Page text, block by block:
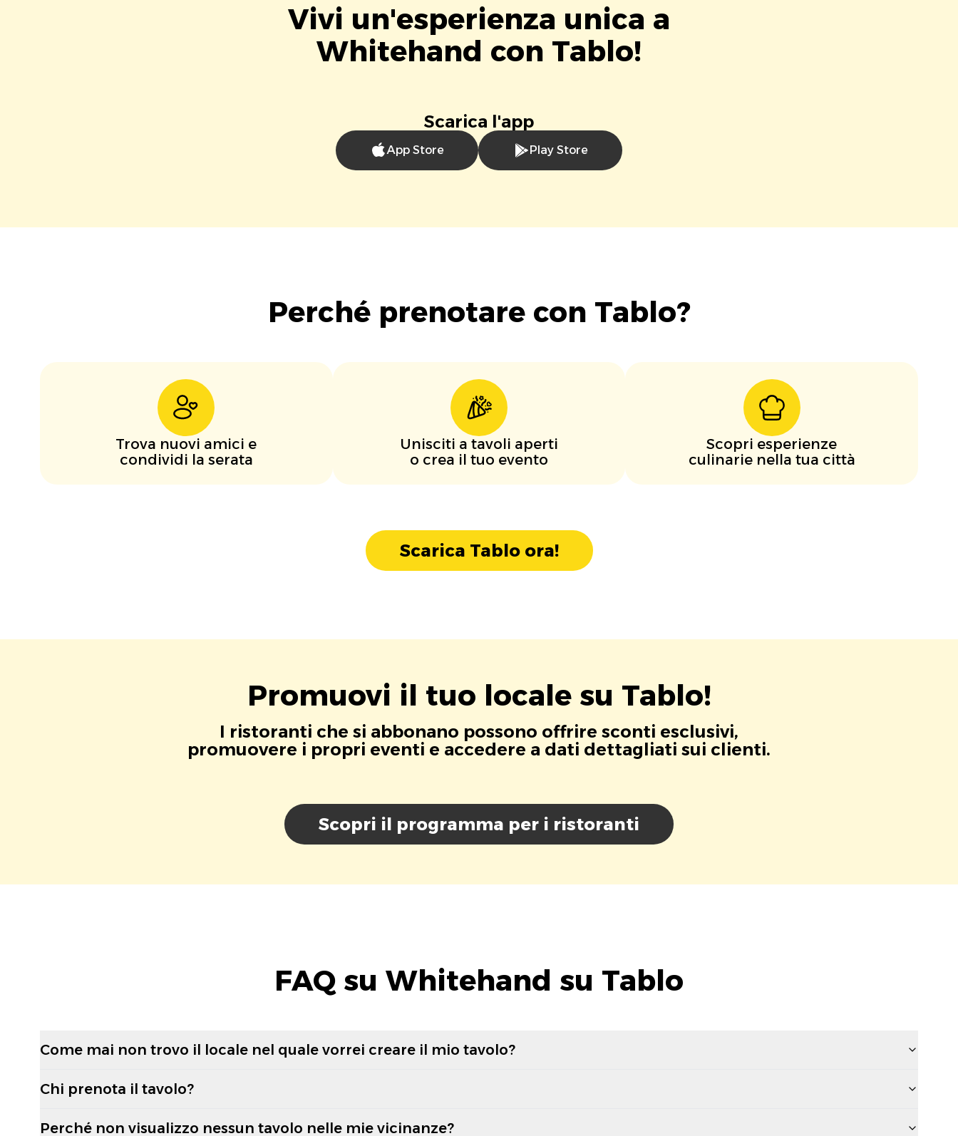
Vivi un'esperienza unica a
Whitehand con Tablo!
Scarica l'app
App Store Play Store
Perché prenotare con Tablo?
Trova nuovi amici e
condividi la serata
Unisciti a tavoli aperti
o crea il tuo evento
Scopri esperienze
culinarie nella tua città
Scarica Tablo ora!
Promuovi il tuo locale su Tablo!
I ristoranti che si abbonano possono offrire sconti esclusivi,
promuovere i propri eventi e accedere a dati dettagliati sui clienti.
Scopri il programma per i ristoranti
FAQ su Whitehand su Tablo
Come mai non trovo il locale nel quale vorrei creare il mio tavolo?
Chi prenota il tavolo?
Perché non visualizzo nessun tavolo nelle mie vicinanze?